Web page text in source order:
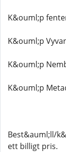
K&ouml;p
K&ouml;p
K&ouml;p
K&ouml;p
Best&auml;ll/
ett billigt pris.